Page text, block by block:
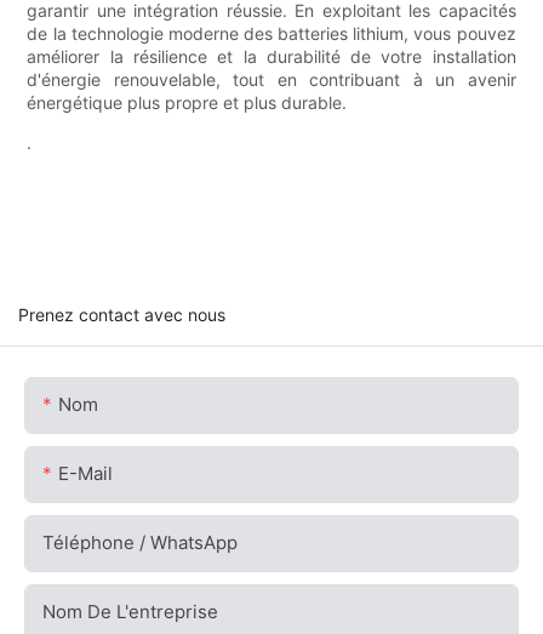
garantir une intégration réussie. En exploitant les capacités
de la technologie moderne des batteries lithium, vous pouvez
améliorer la résilience et la durabilité de votre installation
d'énergie renouvelable, tout en contribuant à un avenir
énergétique plus propre et plus durable.
.
Prenez contact avec nous
Nom
E-Mail
Téléphone / WhatsApp
Nom De L'entreprise